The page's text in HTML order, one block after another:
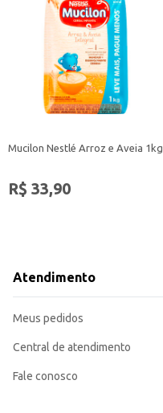
Mucilon Nestlé Arroz e Aveia 1kg
R$ 33,90
Atendimento
Meus pedidos
Central de atendimento
Fale conosco